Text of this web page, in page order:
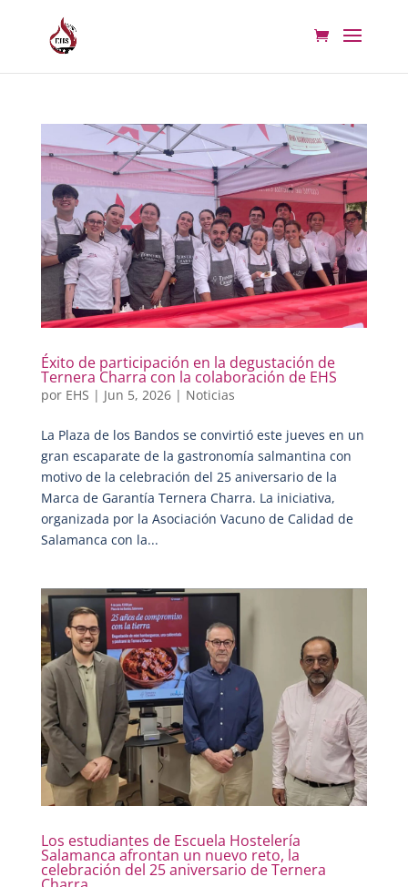
Éxito de participación en la degustación de
Ternera Charra con la colaboración de EHS
por EHS | Jun 5, 2026| Noticias
La Plaza de los Bandos se convirtió este jueves en un
gran escaparate de la gastronomía salmantina con
motivo de la celebración del 25 aniversario de la
Marca de Garantía Ternera Charra. La iniciativa,
organizada por la Asociación Vacuno de Calidad de
Salamanca con la...
Los estudiantes de Escuela Hostelería
Salamanca afrontan un nuevo reto, la
celebración del 25 aniversario de Ternera